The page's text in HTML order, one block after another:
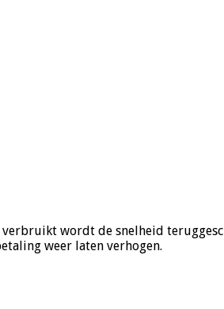
verbruikt wordt de snelheid
weer laten verhogen.